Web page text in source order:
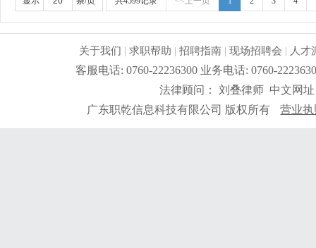
关于我们 |求职帮助 |招聘指南 |现场招聘会 | 人才
客服电话: 0760-22236300 业务电话: 0760-
法律顾问： 刘叠律师 中文网
广东职乾信息科技有限公司 版权所有
营业